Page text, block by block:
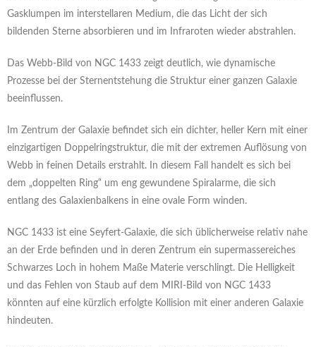
Gasklumpen im interstellaren Medium, die das Licht der sich
bildenden Sterne absorbieren und im Infraroten wieder abstrahlen.
Das Webb-Bild von NGC 1433 zeigt deutlich, wie dynamische
Prozesse bei der Sternentstehung die Struktur einer ganzen Galaxie
beeinflussen.
Im Zentrum der Galaxie befindet sich ein dichter, heller Kern mit einer
einzigartigen Doppelringstruktur, die mit der extremen Auflösung von
Webb in feinen Details erstrahlt. In diesem Fall handelt es sich bei
dem „doppelten Ring“ um eng gewundene Spiralarme, die sich
entlang des Galaxienbalkens in eine ovale Form winden.
NGC 1433 ist eine Seyfert-Galaxie, die sich üblicherweise relativ nahe
an der Erde befinden und in deren Zentrum ein supermassereiches
Schwarzes Loch in hohem Maße Materie verschlingt. Die Helligkeit
und das Fehlen von Staub auf dem MIRI-Bild von NGC 1433
könnten auf eine kürzlich erfolgte Kollision mit einer anderen Galaxie
hindeuten.